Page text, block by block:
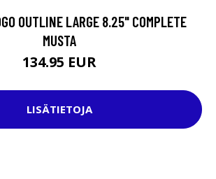
OUTLINE LARGE 8.25" COMPLETE
MUSTA
134.95 EUR
LISÄTIETOJA